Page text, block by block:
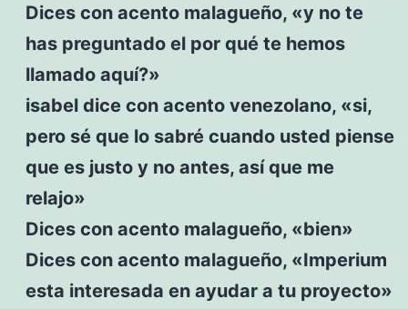
Dices con acento malagueño, «y no te
has preguntado el por qué te hemos
llamado aquí?»
isabel dice con acento venezolano, «si,
pero sé que lo sabré cuando usted piense
que es justo y no antes, así que me
relajo»
Dices con acento malagueño, «bien»
Dices con acento malagueño, «Imperium
esta interesada en ayudar a tu proyecto»